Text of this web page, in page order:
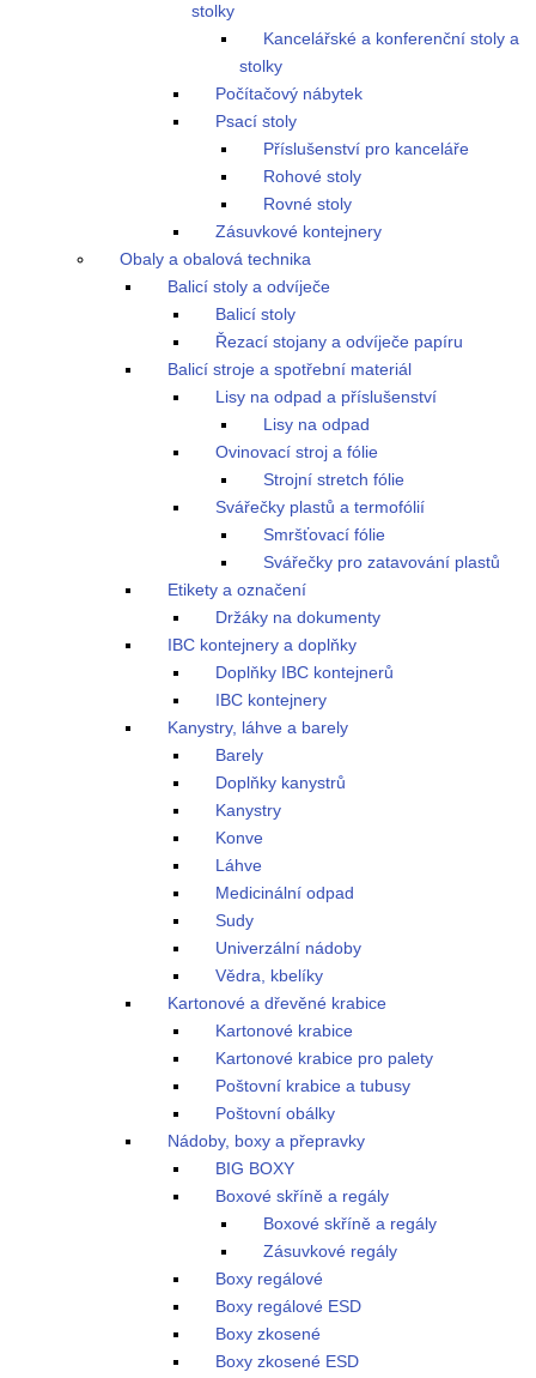
stolky
Kancelářské a konferenční stoly a
stolky
Počítačový nábytek
Psací stoly
Příslušenství pro kanceláře
Rohové stoly
Rovné stoly
Zásuvkové kontejnery
Obaly a obalová technika
Balicí stoly a odvíječe
Balicí stoly
Řezací stojany a odvíječe papíru
Balicí stroje a spotřební materiál
Lisy na odpad a příslušenství
Lisy na odpad
Ovinovací stroj a fólie
Strojní stretch fólie
Svářečky plastů a termofólií
Smršťovací fólie
Svářečky pro zatavování plastů
Etikety a označení
Držáky na dokumenty
IBC kontejnery a doplňky
Doplňky IBC kontejnerů
IBC kontejnery
Kanystry, láhve a barely
Barely
Doplňky kanystrů
Kanystry
Konve
Láhve
Medicinální odpad
Sudy
Univerzální nádoby
Vědra, kbelíky
Kartonové a dřevěné krabice
Kartonové krabice
Kartonové krabice pro palety
Poštovní krabice a tubusy
Poštovní obálky
Nádoby, boxy a přepravky
BIG BOXY
Boxové skříně a regály
Boxové skříně a regály
Zásuvkové regály
Boxy regálové
Boxy regálové ESD
Boxy zkosené
Boxy zkosené ESD